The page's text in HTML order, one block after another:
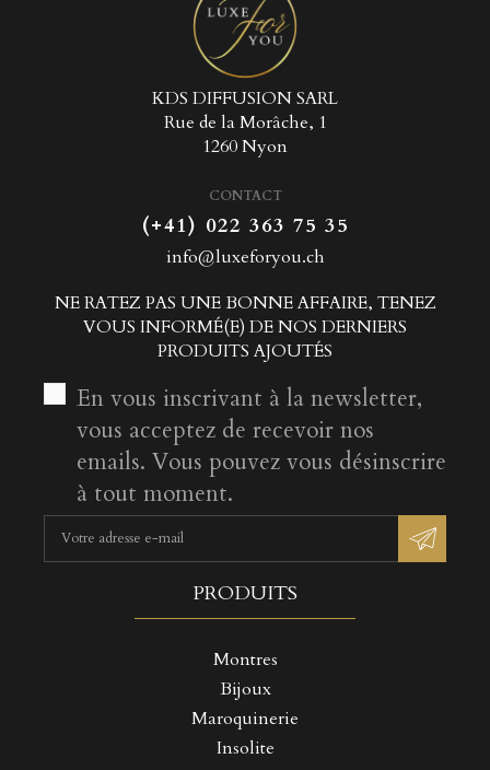
KDS DIFFUSION SARL
Rue de la Morâche, 1
1260 Nyon
CONTACT
(+41) 022 363 75 35
info@luxeforyou.ch
NE RATEZ PAS UNE BONNE AFFAIRE, TENEZ
VOUS INFORMÉ(E) DE NOS DERNIERS
PRODUITS AJOUTÉS
En vous inscrivant à la newsletter,
vous acceptez de recevoir nos
emails. Vous pouvez vous désinscrire
à tout moment.
PRODUITS
Montres
Bijoux
Maroquinerie
Insolite